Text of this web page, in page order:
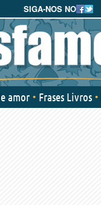
SIGA-NOS NO
amor Frases Livros